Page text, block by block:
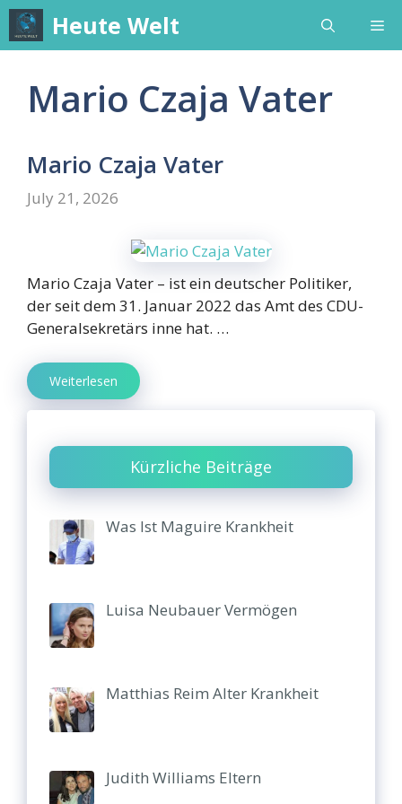
Skip
content
Heute Welt
Mario Czaja Vater
Mario Czaja Vater
July 21, 2026
Mario Czaja Vater – ist ein deutscher Politiker,
der seit dem 31. Januar 2022 das Amt des CDU-
Generalsekretärs inne hat. …
Weiterlesen
Kürzliche Beiträge
Was Ist Maguire Krankheit
Luisa Neubauer Vermögen
Matthias Reim Alter Krankheit
Judith Williams Eltern